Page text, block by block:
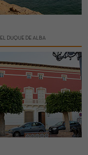
DUQUE DE ALBA